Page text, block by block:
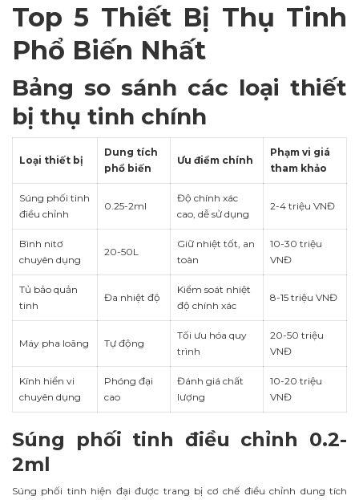
Top 5 Thiết Bị Thụ Tinh
Phổ Biến Nhất
Bảng so sánh các loại thiết
bị thụ tinh chính
Loại thiết bị
Dung tích
phổ biến
Ưu điểm chính
Phạm vi giá
tham khảo
Súng phối tinh
điều chỉnh
0.25-2ml
Độ chính xác
cao, dễ sử dụng
2-4 triệu VNĐ
Bình nitơ
chuyên dụng
20-50L
Giữ nhiệt tốt, an
toàn
10-30 triệu
VNĐ
Tủ bảo quản
tinh
Đa nhiệt độ
Kiểm soát nhiệt
độ chính xác
8-15 triệu VNĐ
Máy pha loãng Tự động
Tối ưu hóa quy
trình
20-50 triệu
VNĐ
Kính hiển vi
chuyên dụng
Phóng đại
cao
Đánh giá chất
lượng
10-20 triệu
VNĐ
Súng phối tinh điều chỉnh 0.2-
2ml
Súng phối tinh hiện đại được trang bị cơ chế điều chỉnh dung tích